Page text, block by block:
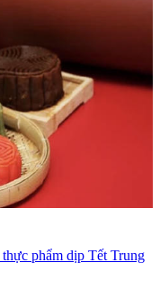
phẩm dịp Tết Trung